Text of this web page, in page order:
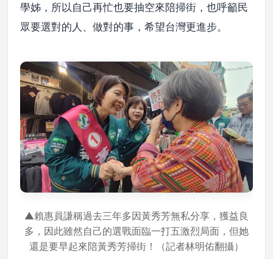
學姊，所以自己再忙也要抽空來陪掃街，也呼籲民
眾要選對的人、做對的事，希望台灣更進步。
▲賴惠員謙稱過去三年多因黃秀芳無私分享，獲益良
多，因此雖然自己的選戰面臨一打五激烈局面，但她
還是要早起來陪黃秀芳掃街！（記者林明佑翻攝）